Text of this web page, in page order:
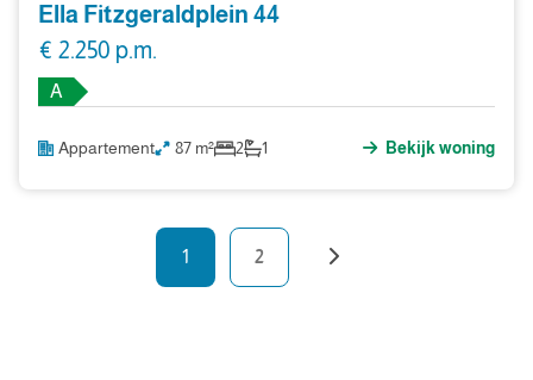
Ella Fitzgeraldplein 44
€ 2.250 p.m.
A
Appartement 87 m² 2 1 Bekijk woning
1 2